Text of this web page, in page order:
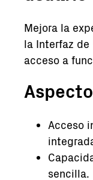
Mejora la
la Interfaz de
acceso a
Acceso
sencilla.